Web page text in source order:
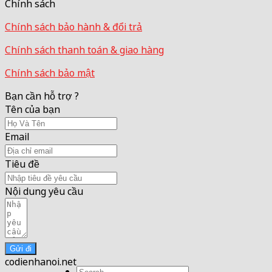
Chính sách
Chính sách bảo hành & đổi trả
Chính sách thanh toán & giao hàng
Chính sách bảo mật
Bạn cần hỗ trợ ?
Tên của bạn
Email
Tiêu đề
Nội dung yêu cầu
Gửi đi
codienhanoi.net